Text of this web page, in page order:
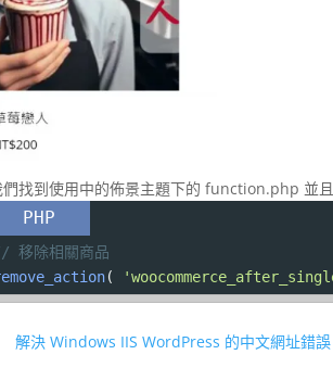
們找到使用中的佈景主題下的 function.php 並
PHP
移除相關商品
(
解決 Windows IIS WordPress 的中文網址錯誤